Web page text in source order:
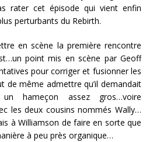
rater cet épisode qui vient enfin
perturbants du Rebirth.
en scène la première rencontre
point mis en scène par Geoff
pour corriger et fusionner les
même admettre qu’il demandait
hameçon assez gros…voire
les deux cousins nommés Wally…
à Williamson de faire en sorte que
à peu près organique…